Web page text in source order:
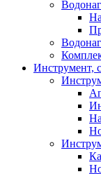
Инструмент,